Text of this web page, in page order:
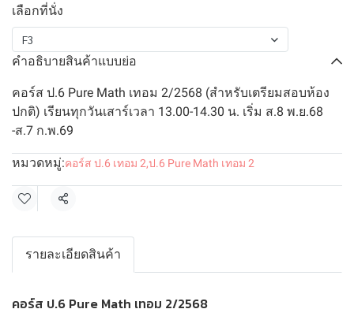
เลือกที่นั่ง
F3
คำอธิบายสินค้าแบบย่อ
คอร์ส ป.6 Pure Math เทอม 2/2568 (สำหรับเตรียมสอบห้อง
ปกติ) เรียนทุกวันเสาร์เวลา 13.00-14.30 น. เริ่ม ส.8 พ.ย.68
-ส.7 ก.พ.69
หมวดหมู่:คอร์ส ป.6 เทอม 2,ป.6 Pure Math เทอม 2
แชร์
รายละเอียดสินค้า
คอร์ส ป.6 Pure Math เทอม 2/2568